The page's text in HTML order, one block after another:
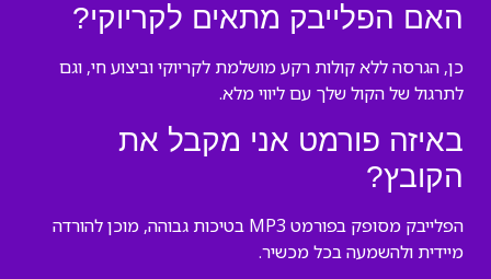
האם הפלייבק מתאים לקריוקי?
כן, הגרסה ללא קולות רקע מושלמת לקריוקי וביצוע חי, וגם
לתרגול של הקול שלך עם ליווי מלא.
באיזה פורמט אני מקבל את
הקובץ?
הפלייבק מסופק בפורמט MP3 בטיכות גבוהה, מוכן להורדה
מיידית ולהשמעה בכל מכשיר.